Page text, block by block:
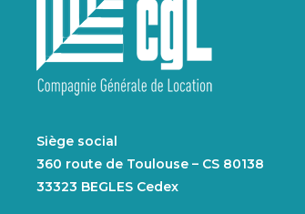
Siège social
360 route de Toulouse – CS 80138
33323 BEGLES Cedex